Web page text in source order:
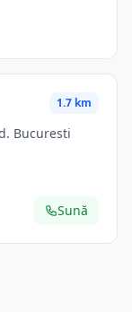
1.7 km
Bucuresti
Sună